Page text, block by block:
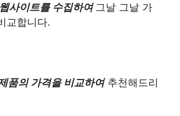
사이트를 수집하여 그날 그날 가
교합니다.
품의 가격을 비교하여추천해드리